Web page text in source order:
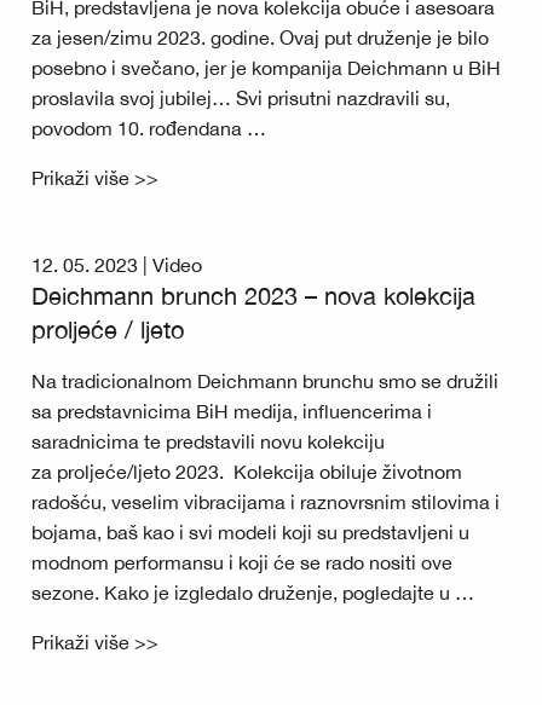
BiH, predstavljena je nova kolekcija obuće i asesoara
za jesen/zimu 2023. godine. Ovaj put druženje je bilo
posebno i svečano, jer je kompanija Deichmann u BiH
proslavila svoj jubilej… Svi prisutni nazdravili su,
povodom 10. rođendana …
Prikaži više >>
12. 05. 2023 | Video
Deichmann brunch 2023 – nova kolekcija
proljeće / ljeto
Na tradicionalnom Deichmann brunchu smo se družili
sa predstavnicima BiH medija, influencerima i
saradnicima te predstavili novu kolekciju
za proljeće/ljeto 2023. Kolekcija obiluje životnom
radošću, veselim vibracijama i raznovrsnim stilovima i
bojama, baš kao i svi modeli koji su predstavljeni u
modnom performansu i koji će se rado nositi ove
sezone. Kako je izgledalo druženje, pogledajte u …
Prikaži više >>